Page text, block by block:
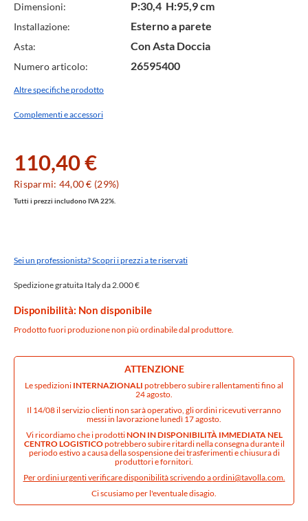
Dimensioni: P:30,4 H:95,9 cm
Installazione: Esterno a parete
Asta: Con Asta Doccia
Numero articolo: 26595400
Altre specifiche prodotto
Complementi e accessori
110,40 €
Risparmi: 44,00 € (29%)
Tutti i prezzi includono IVA 22%.
Sei un professionista? Scopri i prezzi a te riservati
Spedizione gratuita Italy da 2.000 €
Disponibilità: Non disponibile
Prodotto fuori produzione non più ordinabile dal produttore.
ATTENZIONE
Le spedizioni INTERNAZIONALI potrebbero subire rallentamenti fino al
24 agosto.
Il 14/08 il servizio clienti non sarà operativo, gli ordini ricevuti verranno
messi in lavorazione lunedì 17 agosto.
Vi ricordiamo che i prodottiNON IN DISPONIBILITÀ IMMEDIATA NEL
CENTRO LOGISTICOpotrebbero subire ritardi nella consegna durante il
periodo estivo a causa della sospensione dei trasferimenti e chiusura di
produttori e fornitori.
Per ordini urgenti verificare disponibilità scrivendo aordini@tavolla.com.
Ci scusiamo per l'eventuale disagio.